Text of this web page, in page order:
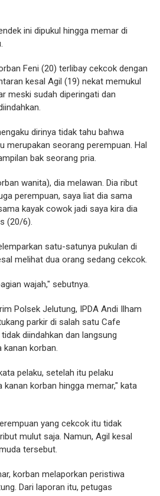
ini dipukul hingga memar di
Feni (20) terlibay cekcok dengan
kesal Agil (19) nekat memukul
meski sudah diperingati dan
dirinya tidak tahu bahwa
merupakan seorang perempuan. Hal
bak seorang pria.
wanita), dia melawan. Dia ribut
perempuan, saya liat dia sama
kayak cowok jadi saya kira dia
(20/6).
satu-satunya pukulan di
melihat dua orang sedang cekcok.
wajah," sebutnya.
Polsek Jelutung, IPDA Andi Ilham
parkir di salah satu Cafe
diindahkan dan langsung
kanan korban.
pelaku, setelah itu pelaku
korban hingga memar," kata
yang cekcok itu tidak
mulut saja. Namun, Agil kesal
tersebut.
korban melaporkan peristiwa
Dari laporan itu, petugas